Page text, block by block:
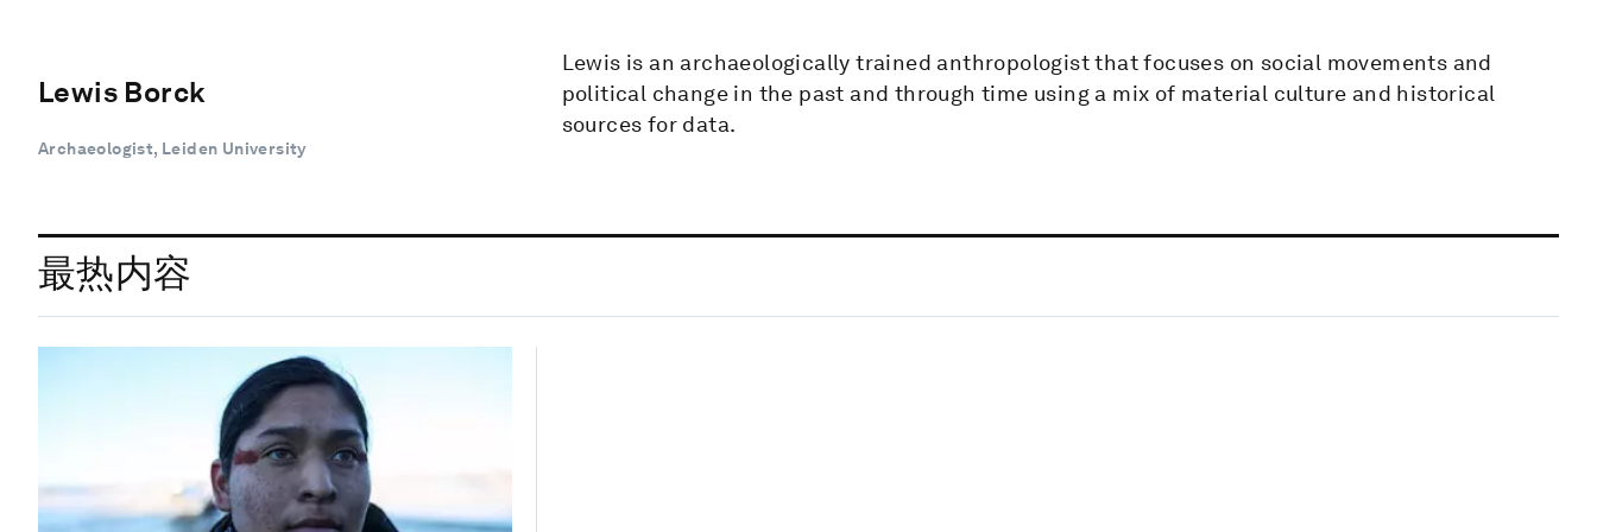
Lewis Borck
Archaeologist, Leiden University
Lewis is an archaeologically trained anthropologist that focuses on social movements and
political change in the past and through time using a mix of material culture and historical
sources for data.
最热内容